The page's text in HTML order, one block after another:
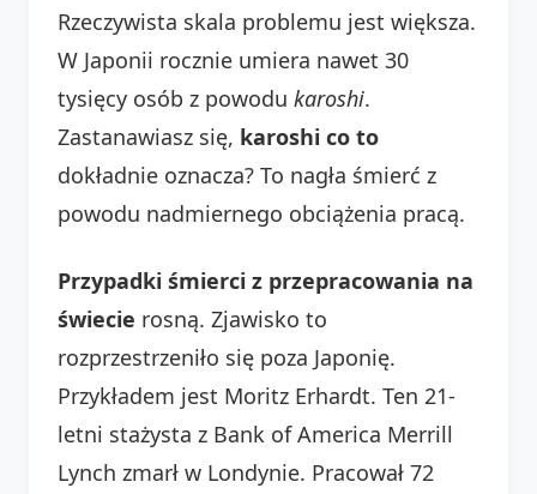
Rzeczywista skala problemu jest większa.
W Japonii rocznie umiera nawet 30
tysięcy osób z powodu karoshi.
Zastanawiasz się, karoshi co to
dokładnie oznacza? To nagła śmierć z
powodu nadmiernego obciążenia pracą.
Przypadki śmierci z przepracowania na
świecie rosną. Zjawisko to
rozprzestrzeniło się poza Japonię.
Przykładem jest Moritz Erhardt. Ten 21-
letni stażysta z Bank of America Merrill
Lynch zmarł w Londynie. Pracował 72